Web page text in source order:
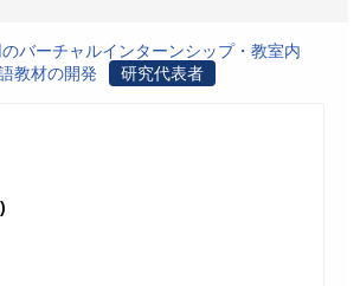
バーチャルインターンシップ・教室内
教材の開発
研究代表者